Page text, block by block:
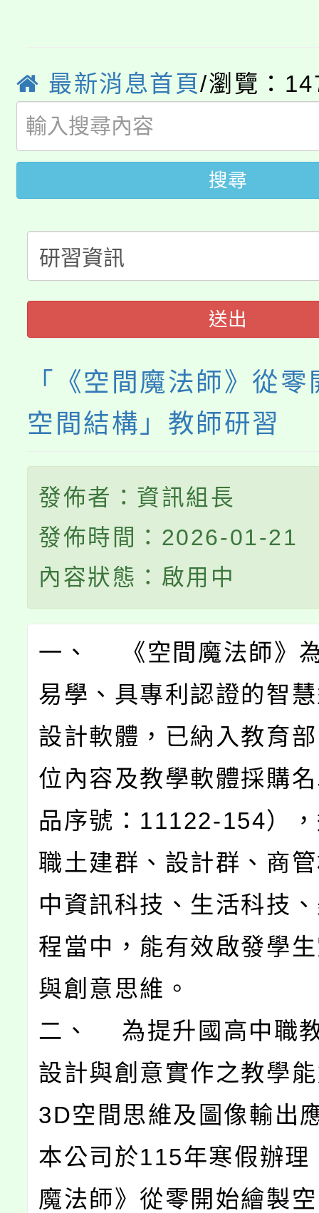
徵才活動。
YOUNG桃局內行報名
局官網。
8月14至27日，桃園電
開!
115年桃園市運動會8/
田徑場及游泳池舉行。
桃園市低收入戶享有免
視費優惠，中低收入戶
半價優惠，詳情可洽有
者。
份教師增能研習
大溪自造教育及科技中
份教師研習
會
最新消息首頁/瀏覽：
搜尋
送出
「《空間魔法師》從
空間結構」教師研習
發佈者：資訊組長
發佈時間：2026-01-21
內容狀態：啟用中
一、 《空間魔法師》
易學、具專利認證的智
設計軟體，已納入教育
位內容及教學軟體採購
品序號：11122-154）
職土建群、設計群、商
中資訊科技、生活科技
程當中，能有效啟發學
與創意思維。
二、 為提升國高中職
設計與創意實作之教學
3D空間思維及圖像輸出
本公司於115年寒假辦理
魔法師》從零開始繪製